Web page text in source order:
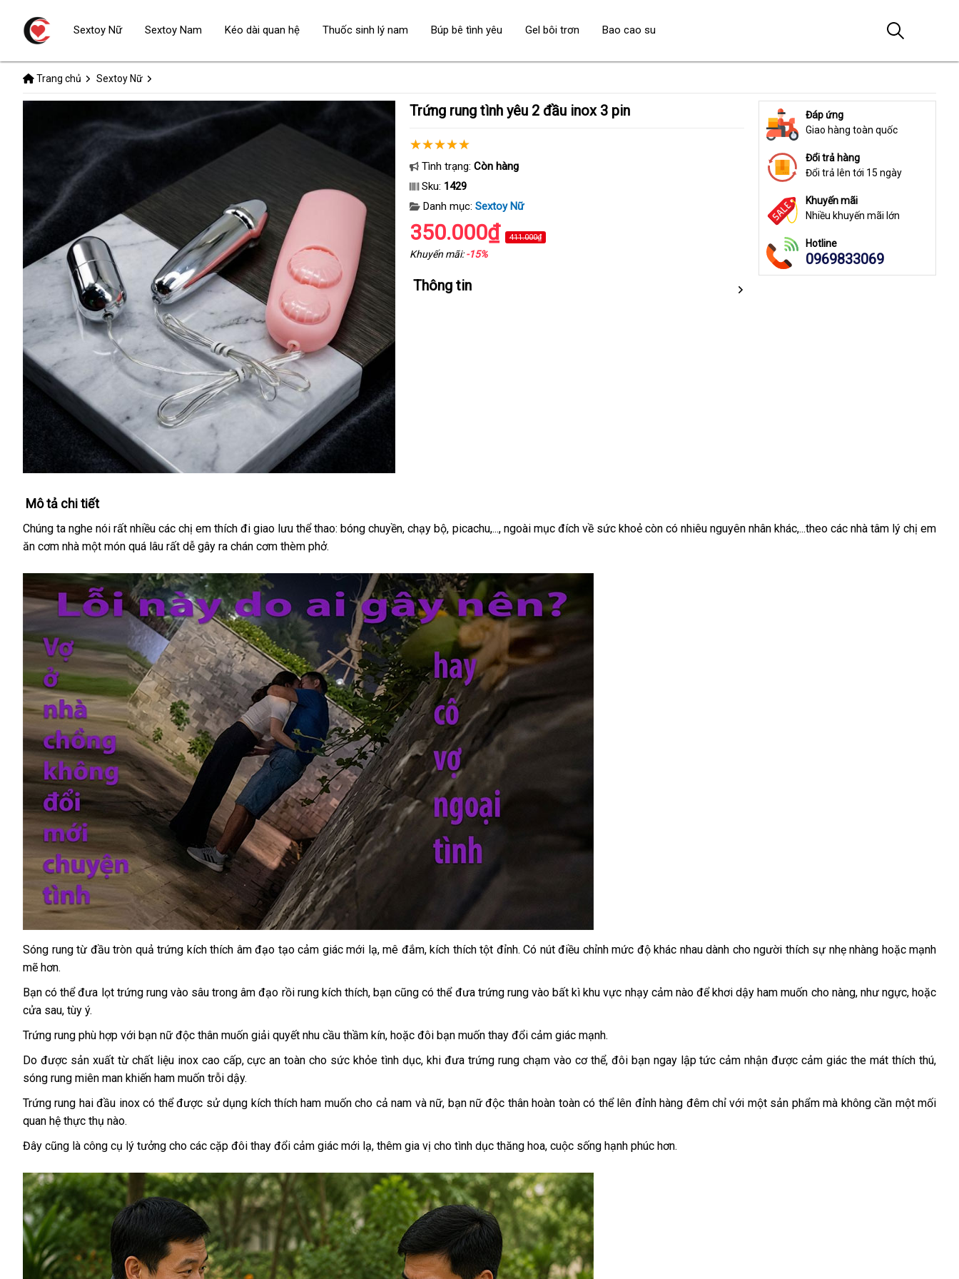
Trang chủ Sextoy Nữ
Trứng rung tình yêu 2 đầu inox 3 pin
Tình trạng: Còn hàng
Sku: 1429
Danh mục: Sextoy Nữ
350.000₫ 411.000₫
Khuyến mãi:-15%
Thông tin
Đáp ứng
Giao hàng toàn quốc
Đổi trả hàng
Đổi trả lên tới 15 ngày
Khuyến mãi
Nhiều khuyến mãi lớn
Hotline
0969833069
Mô tả chi tiết
Chúng ta nghe nói rất nhiều các chị em thích đi giao lưu thể thao: bóng chuyền, chạy bộ, picachu,..., ngoài mục đích về sức khoẻ còn có nhiêu nguyên nhân khác,...theo các nhà tâm lý chị em
ăn cơm nhà một món quá lâu rất dễ gây ra chán cơm thèm phở.
Sóng rung từ đầu tròn quả trứng kích thích âm đạo tạo cảm giác mới lạ, mê đắm, kích thích tột đỉnh. Có nút điều chỉnh mức độ khác nhau dành cho người thích sự nhẹ nhàng hoặc mạnh
mẽ hơn.
Bạn có thể đưa lọt trứng rung vào sâu trong âm đạo rồi rung kích thích, bạn cũng có thể đưa trứng rung vào bất kì khu vực nhạy cảm nào để khơi dậy ham muốn cho nàng, như ngực, hoặc
cửa sau, tùy ý.
Trứng rung phù hợp với bạn nữ độc thân muốn giải quyết nhu cầu thầm kín, hoặc đôi bạn muốn thay đổi cảm giác mạnh.
Do được sản xuất từ chất liệu inox cao cấp, cực an toàn cho sức khỏe tình dục, khi đưa trứng rung chạm vào cơ thể, đôi bạn ngay lập tức cảm nhận được cảm giác the mát thích thú,
sóng rung miên man khiến ham muốn trỗi dậy.
Trứng rung hai đầu inox có thể được sử dụng kích thích ham muốn cho cả nam và nữ, bạn nữ độc thân hoàn toàn có thể lên đỉnh hàng đêm chỉ với một sản phẩm mà không cần một mối
quan hệ thực thụ nào.
Đây cũng là công cụ lý tưởng cho các cặp đôi thay đổi cảm giác mới lạ, thêm gia vị cho tình dục thăng hoa, cuộc sống hạnh phúc hơn.
Sextoy Nữ Sextoy Nam Kéo dài quan hệ Thuốc sinh lý nam Búp bê tình yêu Gel bôi trơn Bao cao su